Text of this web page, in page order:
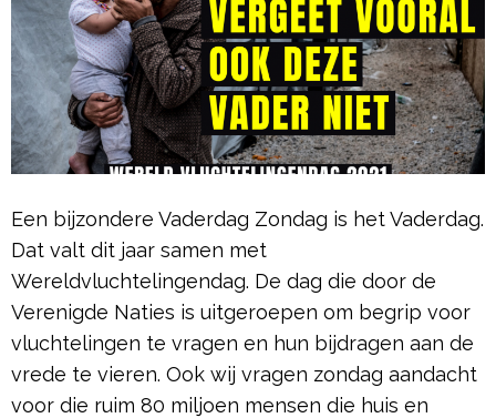
Een bijzondere Vaderdag Zondag is het Vaderdag.
Dat valt dit jaar samen met
Wereldvluchtelingendag. De dag die door de
Verenigde Naties is uitgeroepen om begrip voor
vluchtelingen te vragen en hun bijdragen aan de
vrede te vieren. Ook wij vragen zondag aandacht
voor die ruim 80 miljoen mensen die huis en